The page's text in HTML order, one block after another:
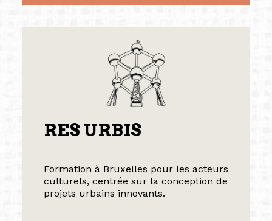
RES URBIS
Formation à Bruxelles pour les acteurs
culturels, centrée sur la conception de
projets urbains innovants.